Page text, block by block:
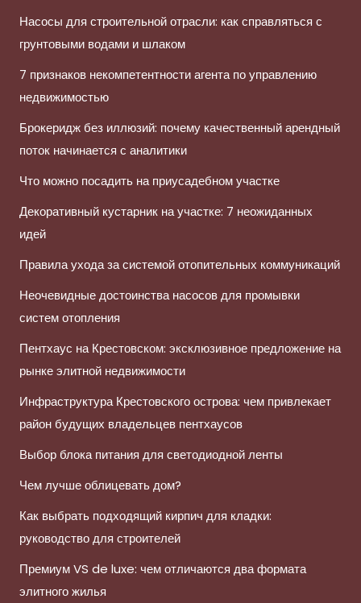
Насосы для строительной отрасли: как справляться с
грунтовыми водами и шлаком
7 признаков некомпетентности агента по управлению
недвижимостью
Брокеридж без иллюзий: почему качественный арендный
поток начинается с аналитики
Что можно посадить на приусадебном участке
Декоративный кустарник на участке: 7 неожиданных
идей
Правила ухода за системой отопительных коммуникаций
Неочевидные достоинства насосов для промывки
систем отопления
Пентхаус на Крестовском: эксклюзивное предложение на
рынке элитной недвижимости
Инфраструктура Крестовского острова: чем привлекает
район будущих владельцев пентхаусов
Выбор блока питания для светодиодной ленты
Чем лучше облицевать дом?
Как выбрать подходящий кирпич для кладки:
руководство для строителей
Премиум VS de luxe: чем отличаются два формата
элитного жилья